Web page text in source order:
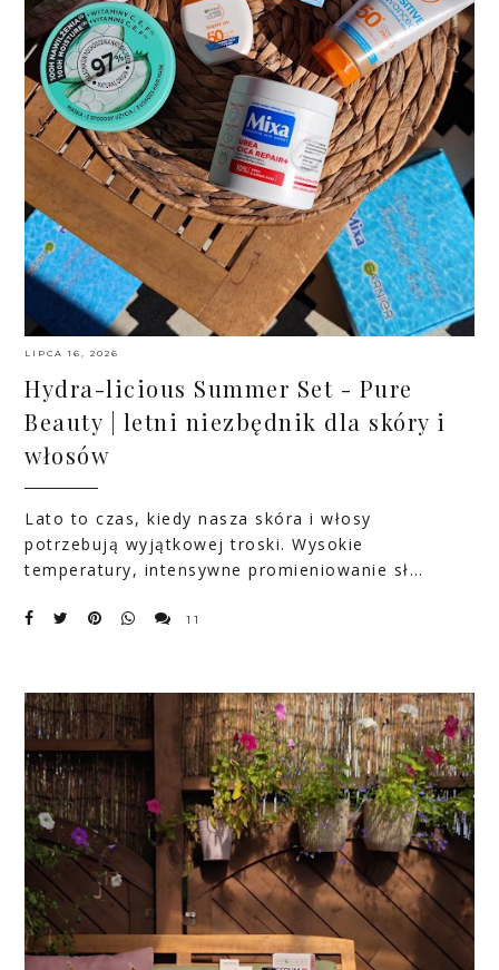
LIPCA 16, 2026
Hydra-licious Summer Set - Pure
Beauty | letni niezbędnik dla skóry i
włosów
Lato to czas, kiedy nasza skóra i włosy
potrzebują wyjątkowej troski. Wysokie
temperatury, intensywne promieniowanie sł…
11